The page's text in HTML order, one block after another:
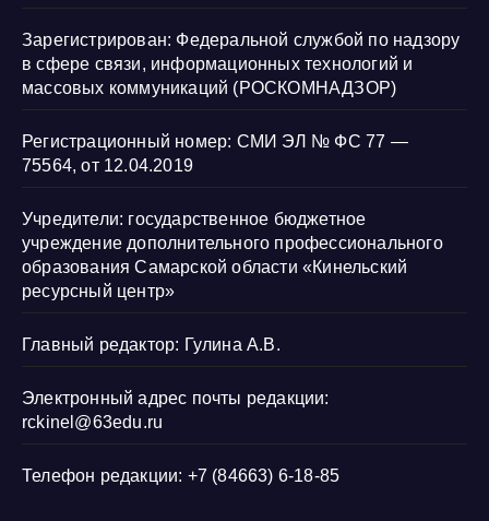
Зарегистрирован: Федеральной службой по надзору
в сфере связи, информационных технологий и
массовых коммуникаций (РОСКОМНАДЗОР)
Регистрационный номер: СМИ ЭЛ № ФС 77 —
75564, от 12.04.2019
Учредители: государственное бюджетное
учреждение дополнительного профессионального
образования Самарской области «Кинельский
ресурсный центр»
Главный редактор: Гулина А.В.
Электронный адрес почты редакции:
rckinel@63edu.ru
Телефон редакции: +7 (84663) 6-18-85